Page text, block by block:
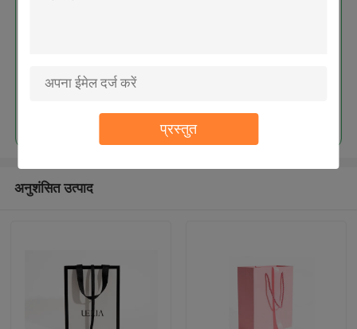
प्रस्तुत
अनुशंसित उत्पाद